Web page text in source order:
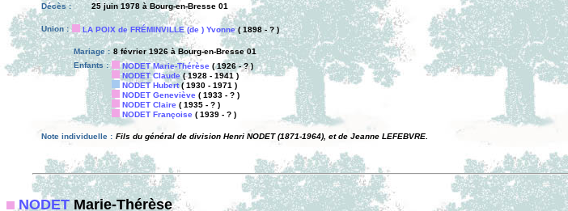
Décès :
25 juin 1978 à Bourg-en-Bresse 01
Union : LA POIX de FRÉMINVILLE (de ) Yvonne( 1898 - ? )
Mariage : 8 février 1926 à Bourg-en-Bresse 01
Enfants :
NODET Marie-Thérèse ( 1926 - ? )
NODET Claude( 1928 - 1941 )
NODET Hubert( 1930 - 1971 )
NODET Geneviève ( 1933 - ? )
NODET Claire ( 1935 - ? )
NODET Françoise ( 1939 - ? )
Note individuelle : Fils du général de division Henri NODET (1871-1964), et de Jeanne LEFEBVRE.
NODETMarie-Thérèse